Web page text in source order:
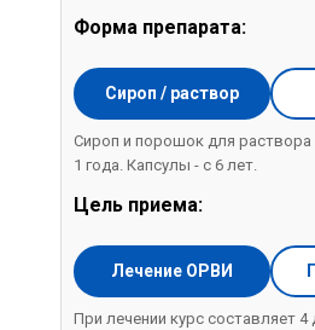
Форма препарата:
Сироп / раствор
Сироп и порошок для раствора
1 года. Капсулы - с 6 лет.
Цель приема:
Лечение ОРВИ
При лечении курс составляет 4